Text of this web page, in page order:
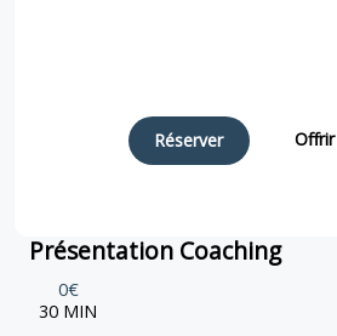
Réserver Offrir
Présentation Coaching
0€
30 MIN